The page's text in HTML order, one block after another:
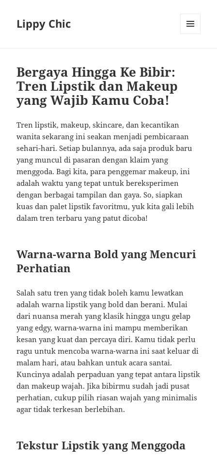
Lippy Chic
Bergaya Hingga Ke Bibir:
Tren Lipstik dan Makeup
yang Wajib Kamu Coba!
Tren lipstik, makeup, skincare, dan kecantikan
wanita sekarang ini seakan menjadi pembicaraan
sehari-hari. Setiap bulannya, ada saja produk baru
yang muncul di pasaran dengan klaim yang
menggoda. Bagi kita, para penggemar makeup, ini
adalah waktu yang tepat untuk bereksperimen
dengan berbagai tampilan dan gaya. So, siapkan
kuas dan palet lipstik favoritmu, yuk kita gali lebih
dalam tren terbaru yang patut dicoba!
Warna-warna Bold yang Mencuri
Perhatian
Salah satu tren yang tidak boleh kamu lewatkan
adalah warna lipstik yang bold dan berani. Mulai
dari nuansa merah yang klasik hingga ungu gelap
yang edgy, warna-warna ini mampu memberikan
kesan yang kuat dan percaya diri. Kamu tidak perlu
ragu untuk mencoba warna-warna ini saat keluar di
malam hari, atau bahkan untuk acara santai.
Kuncinya adalah perpaduan yang tepat antara lipstik
dan makeup wajah. Jika bibirmu sudah jadi pusat
perhatian, cukup pilih riasan wajah yang minimalis
agar tidak terkesan berlebihan.
Tekstur Lipstik yang Menggoda